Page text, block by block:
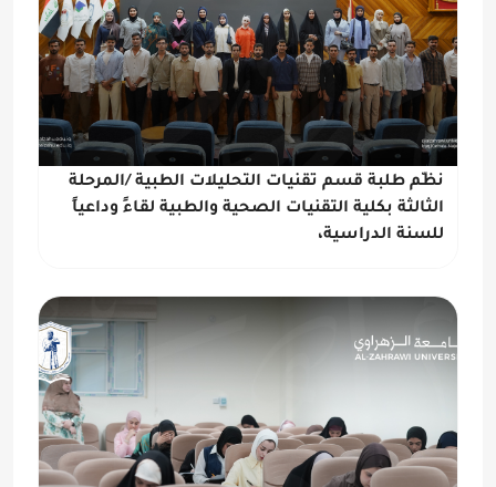
نظّم طلبة قسم تقنيات التحليلات الطبية /المرحلة
الثالثة بكلية التقنيات الصحية والطبية لقاءً وداعياً
للسنة الدراسية،